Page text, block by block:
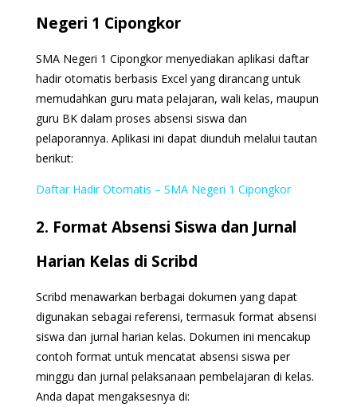
Negeri 1 Cipongkor
SMA Negeri 1 Cipongkor menyediakan aplikasi daftar
hadir otomatis berbasis Excel yang dirancang untuk
memudahkan guru mata pelajaran, wali kelas, maupun
guru BK dalam proses absensi siswa dan
pelaporannya. Aplikasi ini dapat diunduh melalui tautan
berikut:
Daftar Hadir Otomatis – SMA Negeri 1 Cipongkor
2. Format Absensi Siswa dan Jurnal
Harian Kelas di Scribd
Scribd menawarkan berbagai dokumen yang dapat
digunakan sebagai referensi, termasuk format absensi
siswa dan jurnal harian kelas. Dokumen ini mencakup
contoh format untuk mencatat absensi siswa per
minggu dan jurnal pelaksanaan pembelajaran di kelas.
Anda dapat mengaksesnya di: